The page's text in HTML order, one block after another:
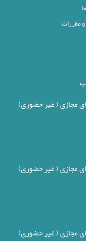
مقررات
دوره های مجازی ( غیر حضوری)
دوره های مجازی ( غیر حضوری)
دوره های مجازی ( غیر حضوری)